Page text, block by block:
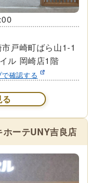
戸崎町ばら山1-1
ル 岡崎店1階
確認する
る
ーテUNY吉良店